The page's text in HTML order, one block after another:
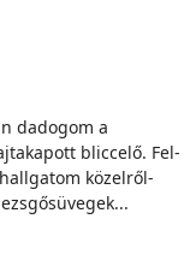
dadogom a
bliccelő. Fel-
közelről-